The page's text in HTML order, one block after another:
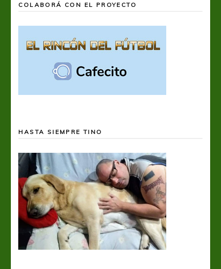
COLABORÁ CON EL PROYECTO
HASTA SIEMPRE TINO